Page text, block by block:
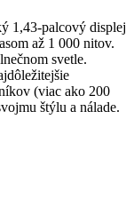
1,43-palcový displej
až 1 000 nitov.
svetle.
(viac ako 200
štýlu a nálade.